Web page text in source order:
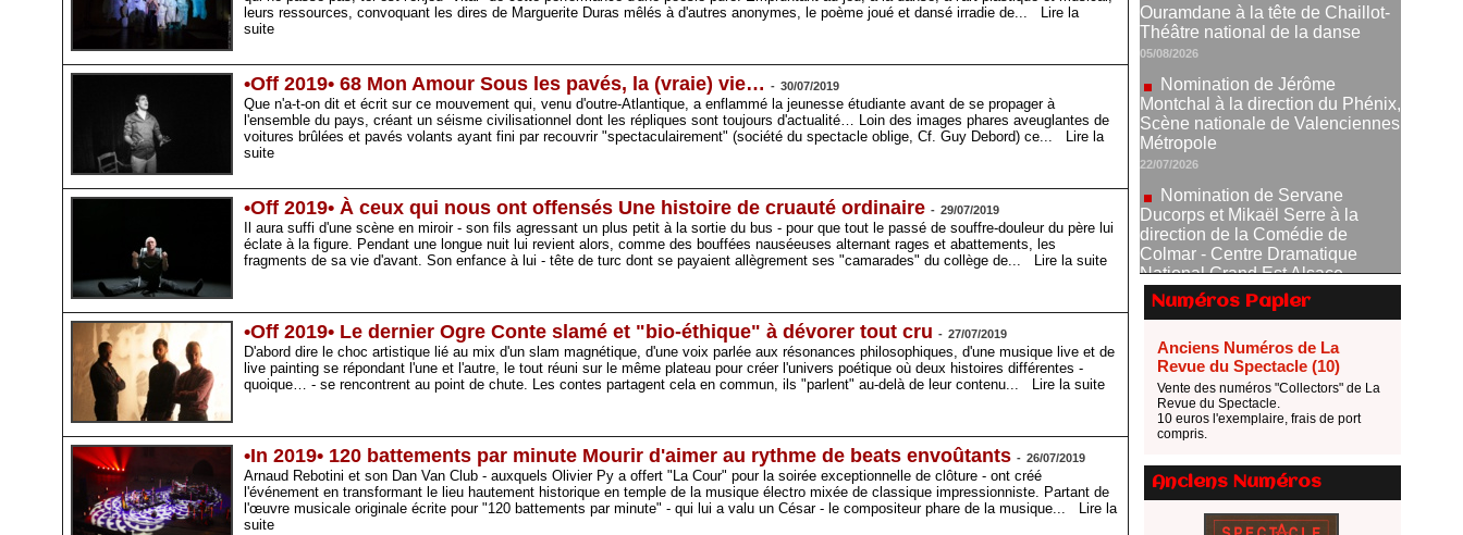
leurs ressources, convoquant les dires de Marguerite Duras mêlés à d'autres anonymes, le poème joué et dansé irradie de...
Lire la
suite
•Off 2019• 68 Mon Amour Sous les pavés, la (vraie) vie… - 30/07/2019
Que n'a-t-on dit et écrit sur ce mouvement qui, venu d'outre-Atlantique, a enflammé la jeunesse étudiante avant de se propager à
l'ensemble du pays, créant un séisme civilisationnel dont les répliques sont toujours d'actualité… Loin des images phares aveuglantes de
voitures brûlées et pavés volants ayant fini par recouvrir "spectaculairement" (société du spectacle oblige, Cf. Guy Debord) ce...
Lire la
suite
•Off 2019• À ceux qui nous ont offensés Une histoire de cruauté ordinaire - 29/07/2019
Il aura suffi d'une scène en miroir - son fils agressant un plus petit à la sortie du bus - pour que tout le passé de souffre-douleur du père lui
éclate à la figure. Pendant une longue nuit lui revient alors, comme des bouffées nauséeuses alternant rages et abattements, les
fragments de sa vie d'avant. Son enfance à lui - tête de turc dont se payaient allègrement ses "camarades" du collège de...
Lire la suite
•Off 2019• Le dernier Ogre Conte slamé et "bio-éthique" à dévorer tout cru - 27/07/2019
D'abord dire le choc artistique lié au mix d'un slam magnétique, d'une voix parlée aux résonances philosophiques, d'une musique live et de
live painting se répondant l'une et l'autre, le tout réuni sur le même plateau pour créer l'univers poétique où deux histoires différentes -
quoique… - se rencontrent au point de chute. Les contes partagent cela en commun, ils "parlent" au-delà de leur contenu...
Lire la suite
•In 2019• 120 battements par minute Mourir d'aimer au rythme de beats envoûtants - 26/07/2019
Arnaud Rebotini et son Dan Van Club - auxquels Olivier Py a offert "La Cour" pour la soirée exceptionnelle de clôture - ont créé
l'événement en transformant le lieu hautement historique en temple de la musique électro mixée de classique impressionniste. Partant de
l'œuvre musicale originale écrite pour "120 battements par minute" - qui lui a valu un César - le compositeur phare de la musique...
Lire la
suite
Nomination de Jérôme
Montchal à la direction du Phénix,
Scène nationale de Valenciennes
22/07/2026
Nomination de Servane
Ducorps et Mikaël Serre à la
direction de la Comédie de
National Grand Est Alsace
07/07/2026
Thomas Jolly et Laëtitia
Guédon nommés à la direction du
TNP
Fonds SACD Théâtre : les
lauréats 2026
23/06/2026
Dispositif ARTCENA Écrire
pour le cirque, les lauréats 2026 !
Le palmarès des prix SACD
Numéros Papier
Anciens Numéros de La
Revue du Spectacle (10)
Vente des numéros "Collectors" de La
Revue du Spectacle.
10 euros l'exemplaire, frais de port
compris.
Anciens Numéros